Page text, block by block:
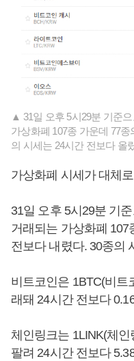
▲ 31일 오후 5시29분 기준
가상화폐 107종 가운데 77
의 시세는 24시간 전보다 올
가상화폐 시세가 대체
31일 오후 5시29분 기
거래되는 가상화폐 107
전보다 내렸다. 30종의
비트코인은 1BTC(비트
래돼 24시간 전보다
체인링크는 1LINK(체
팔려 24시간 전보다